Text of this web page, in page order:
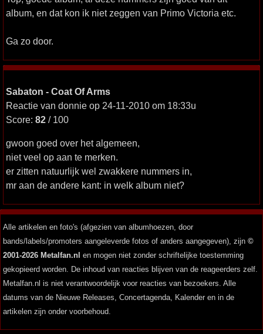
album, en dat kon ik niet zeggen van Primo Victoria etc.
Ga zo door.
Sabaton - Coat Of Arms
Reactie van donnie op 24-11-2010 om 18:33u
Score: 82 / 100
gwoon goed over het algemeen,
niet veel op aan te merken.
er zitten natuurlijk wel zwakkere nummers in,
mr aan de andere kant: in welk album niet?
Alle artikelen en foto's (afgezien van albumhoezen, door
bands/labels/promoters aangeleverde fotos of anders aangegeven), zijn ©
2001-2026 Metalfan.nl en mogen niet zonder schriftelijke toestemming
gekopieerd worden. De inhoud van reacties blijven van de reageerders zelf.
Metalfan.nl is niet verantwoordelijk voor reacties van bezoekers. Alle
datums van de Nieuwe Releases, Concertagenda, Kalender en in de
artikelen zijn onder voorbehoud.